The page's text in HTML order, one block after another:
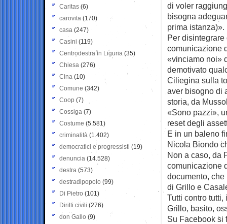
di voler
bisogna
prima istanza)».
Per
comunicazione
«vinciamo noi»
demotivato
Ciliegina sulla
aver bisogno di
storia, da
«Sono pazzi»,
reset degli
E in un baleno
Nicola Biondo
Non a caso, da
comunicazione
documento,
di Grillo e
Tutti contro tutti,
Grillo, basito,
Su Facebook si
Caritas (6)
carovita (170)
casa (247)
Casini (119)
Centrodestra in Liguria (35)
Chiesa (276)
Cina (10)
Comune (342)
Coop (7)
Cossiga (7)
Costume (5.581)
criminalità (1.402)
democratici e progressisti (19)
denuncia (14.528)
destra (573)
destradipopolo (99)
Di Pietro (101)
Diritti civili (276)
don Gallo (9)